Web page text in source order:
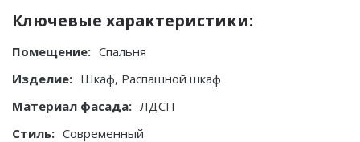
Ключевые характеристики:
Помещение: Спальня
Изделие: Шкаф, Распашной шкаф
Материал фасада: ЛДСП
Стиль: Современный